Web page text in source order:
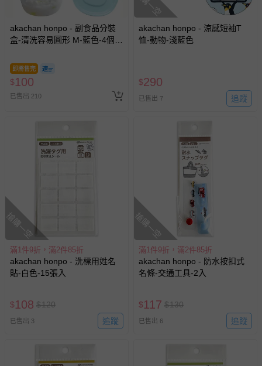
akachan honpo - 副食品分裝
盒-清洗容易圓形 M-藍色-4個
即將售完
$100
已售出 210
akachan honpo - 涼感短袖T
恤-動物-淺藍色
$290
已售出 7 追蹤
搶購一空
滿1件9折，滿2件85折
akachan honpo - 洗標用姓名
貼-白色-15張入
$108 $120
已售出 3 追蹤
搶購一空
滿1件9折，滿2件85折
akachan honpo - 防水按扣式
名條-交通工具-2入
$117 $130
已售出 6 追蹤